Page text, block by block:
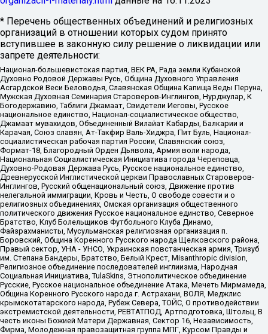
* Перечень общественных объединений и религиозных
организаций в отношении которых судом принято
вступившее в законную силу решение о ликвидации или
запрете деятельности:
Национал-большевистская партия, ВЕК РА, Рада земли Кубанской
Духовно Родовой Державы Русь, Община Духовного Управления
Асгардской Веси Беловодья, Славянская Община Капища Веды Перуна,
Мужская Духовная Семинария Староверов-Инглингов, Нурджулар, К
Богодержавию, Таблиги Джамаат, Свидетели Иеговы, Русское
национальное единство, Национал-социалистическое общество,
Джамаат мувахидов, Объединенный Вилайат Кабарды, Балкарии и
Карачая, Союз славян, Ат-Такфир Валь-Хиджра, Пит Буль, Национал-
социалистическая рабочая партия России, Славянский союз,
Формат-18, Благородный Орден Дьявола, Армия воли народа,
Национальная Социалистическая Инициатива города Череповца,
Духовно-Родовая Держава Русь, Русское национальное единство,
Древнерусской Инглистической церкви Православных Староверов-
Инглингов, Русский общенациональный союз, Движение против
нелегальной иммиграции, Кровь и Честь, О свободе совести и о
религиозных объединениях, Омская организация общественного
политического движения Русское национальное единство, Северное
Братство, Клуб Болельщиков Футбольного Клуба Динамо,
Файзрахманисты, Мусульманская религиозная организация п.
Боровский, Община Коренного Русского народа Щелковского района,
Правый сектор, УНА - УНСО, Украинская повстанческая армия, Тризуб
им. Степана Бандеры, Братство, Белый Крест, Misanthropic division,
Религиозное объединение последователей инглиизма, Народная
Социальная Инициатива, TulaSkins, Этнополитическое объединение
Русские, Русское национальное объединение Атака, Мечеть Мирмамеда,
Община Коренного Русского народа г. Астрахани, ВОЛЯ, Меджлис
крымскотатарского народа, Рубеж Севера, ТОЙС, О противодействии
экстремистской деятельности, РЕВТАТПОД, Артподготовка, Штольц, В
честь иконы Божией Матери Державная, Сектор 16, Независимость,
Фирма, Молодежная правозащитная группа МПГ, Курсом Правды и